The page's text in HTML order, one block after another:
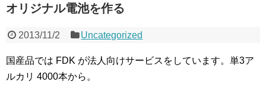
オリジナル電池を作る
2013/11/2 Uncategorized
国産品では FDK が法人向けサービスをしています。単3ア
ルカリ 4000本から。